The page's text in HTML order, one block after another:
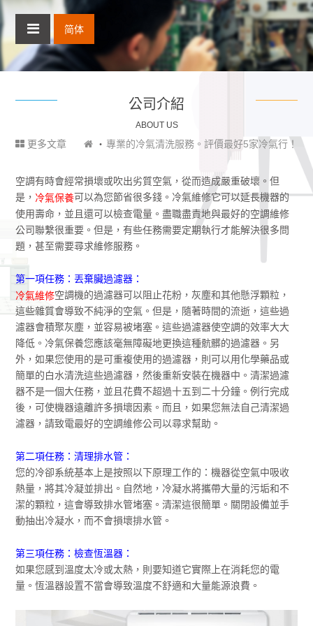
简体
公司介紹
ABOUT US
專業的冷氣清洗服務。評價最好5家冷氣行！
更多文章
空調有時會經常損壞或吹出劣質空氣，從而造成嚴重破壞。但
是， 冷氣保養可以為您節省很多錢。冷氣維修它可以延長機器的
使用壽命，並且還可以檢查電量。盡職盡責地與最好的空調維修
公司聯繫很重要。但是，有些任務需要定期執行才能解決很多問
題，甚至需要尋求維修服務。
第一項任務：丟棄臟過濾器：
冷氣維修空調機的過濾器可以阻止花粉，灰塵和其他懸浮顆粒，
這些雜質會導致不純淨的空氣。但是，隨著時間的流逝，這些過
濾器會積聚灰塵，並容易被堵塞。這些過濾器使空調的效率大大
降低。冷氣保養您應該毫無障礙地更換這種骯髒的過濾器。另
外，如果您使用的是可重複使用的過濾器，則可以用化學藥品或
簡單的白水清洗這些過濾器，然後重新安裝在機器中。清潔過濾
器不是一個大任務，並且花費不超過十五到二十分鐘。例行完成
後，可使機器遠離許多損壞因素。而且，如果您無法自己清潔過
濾器，請致電最好的空調維修公司以尋求幫助。
第二項任務：清理排水管：
您的冷卻系統基本上是按照以下原理工作的：機器從空氣中吸收
熱量，將其冷凝並排出。自然地，冷凝水將攜帶大量的污垢和不
潔的顆粒，這會導致排水管堵塞。清潔這很簡單。關閉設備並手
動抽出冷凝水，而不會損壞排水管。
第三項任務：檢查恆溫器：
如果您感到溫度太冷或太熱，則要知道它實際上在消耗您的電
量。恆溫器設置不當會導致溫度不舒適和大量能源浪費。